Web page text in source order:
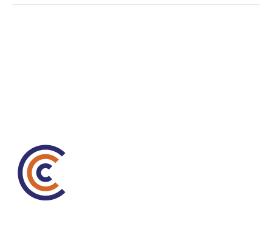
јавните набавки